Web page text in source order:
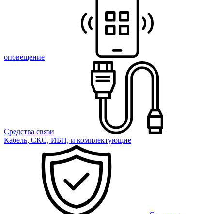
оповещение
Средства связи
Кабель, СКС, ИБП, и комплектующие